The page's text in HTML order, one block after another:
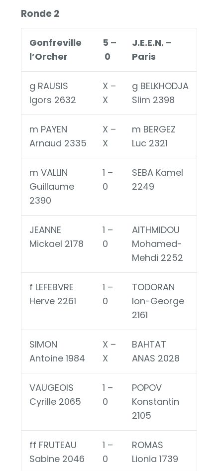
Ronde 2
Gonfreville
l’Orcher
5 –
0
J.E.E.N. –
Paris
g RAUSIS
Igors 2632
X –
X
g BELKHODJA
Slim 2398
m PAYEN
Arnaud 2335
X –
X
m BERGEZ
Luc 2321
m VALLIN
Guillaume
2390
1 –
0
SEBA Kamel
2249
JEANNE
Mickael 2178
1 –
0
AITHMIDOU
Mohamed-
Mehdi 2252
f LEFEBVRE
Herve 2261
1 –
0
TODORAN
Ion-George
2161
SIMON
Antoine 1984
X –
X
BAHTAT
ANAS 2028
VAUGEOIS
Cyrille 2065
1 –
0
POPOV
Konstantin
2105
ff FRUTEAU
Sabine 2046
1 –
0
ROMAS
Lionia 1739